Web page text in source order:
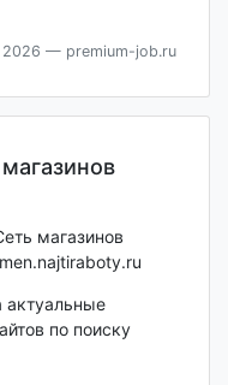
— premium-job.ru
магазинов
актуальные
по поиску